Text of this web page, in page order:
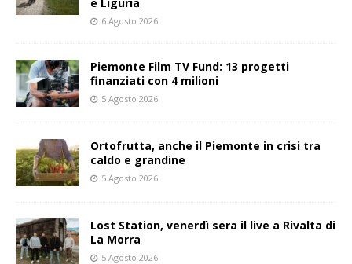
6 Agosto 2026
Piemonte Film TV Fund: 13 progetti
finanziati con 4 milioni
5 Agosto 2026
Ortofrutta, anche il Piemonte in crisi tra
caldo e grandine
5 Agosto 2026
Lost Station, venerdì sera il live a Rivalta di
La Morra
5 Agosto 2026